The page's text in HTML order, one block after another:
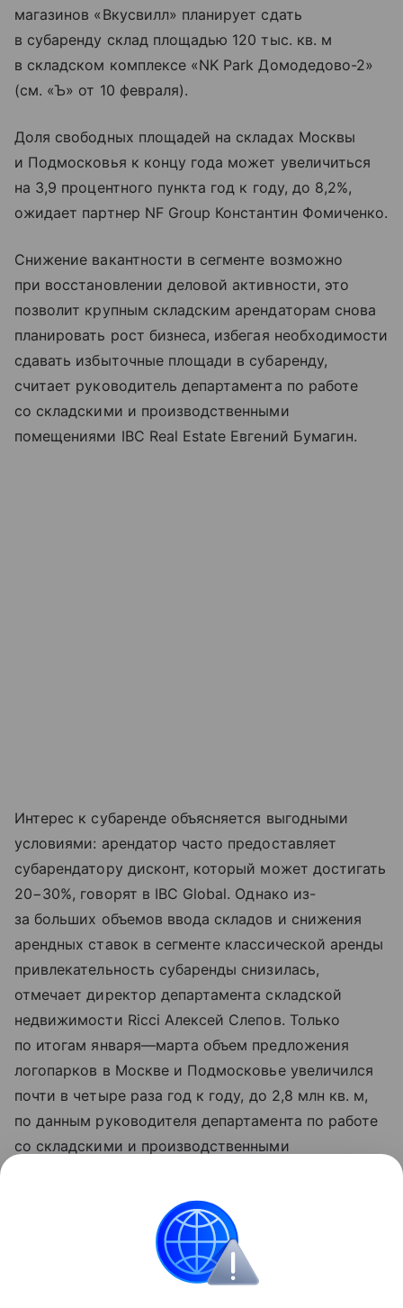
магазинов «Вкусвилл» планирует сдать
в субаренду склад площадью 120 тыс. кв. м
в складском комплексе «NK Park Домодедово-2»
(см. «Ъ» от 10 февраля).
Доля свободных площадей на складах Москвы
и Подмосковья к концу года может увеличиться
на 3,9 процентного пункта год к году, до 8,2%,
ожидает партнер NF Group Константин Фомиченко.
Снижение вакантности в сегменте возможно
при восстановлении деловой активности, это
позволит крупным складским арендаторам снова
планировать рост бизнеса, избегая необходимости
сдавать избыточные площади в субаренду,
считает руководитель департамента по работе
со складскими и производственными
помещениями IBC Real Estate Евгений Бумагин.
Интерес к субаренде объясняется выгодными
условиями: арендатор часто предоставляет
субарендатору дисконт, который может достигать
20−30%, говорят в IBC Global. Однако из-
за больших объемов ввода складов и снижения
арендных ставок в сегменте классической аренды
привлекательность субаренды снизилась,
отмечает директор департамента складской
недвижимости Ricci Алексей Слепов. Только
по итогам января—марта объем предложения
логопарков в Москве и Подмосковье увеличился
почти в четыре раза год к году, до 2,8 млн кв. м,
по данным руководителя департамента по работе
со складскими и производственными
Ставки аренды в существующих складских
объектах за этот же период снизились на 25% год
к году, до 9,8 тыс. руб. за 1 кв. м в год, добавляет